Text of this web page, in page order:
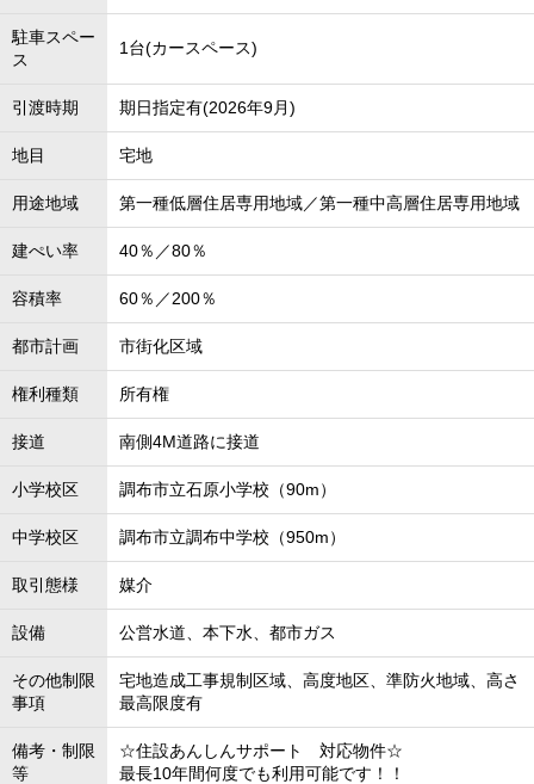
駐車スペー
ス
1台(カースペース)
引渡時期 期日指定有(2026年9月)
地目 宅地
用途地域 第一種低層住居専用地域／第一種中高層住居専用地域
建ぺい率 40％／80％
容積率 60％／200％
都市計画 市街化区域
権利種類 所有権
接道 南側4M道路に接道
小学校区 調布市立石原小学校（90m）
中学校区 調布市立調布中学校（950m）
取引態様 媒介
設備 公営水道、本下水、都市ガス
その他制限
事項
宅地造成工事規制区域、高度地区、準防火地域、高さ
最高限度有
備考・制限
等
☆住設あんしんサポート 対応物件☆
最長10年間何度でも利用可能です！！